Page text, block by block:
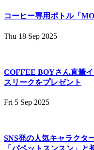
コーヒー専用ボトル「
Thu 18 Sep 2025
COFFEE BOYさん直筆
スリークをプレゼント
Fri 5 Sep 2025
SNS発の人気キャラクタ